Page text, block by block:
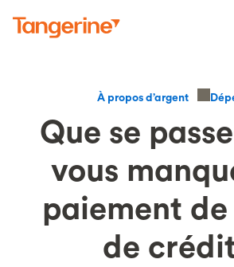
À propos d’argent
Que se
vous
paiement
de